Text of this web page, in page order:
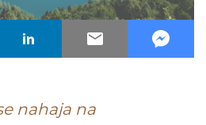
nahaja na